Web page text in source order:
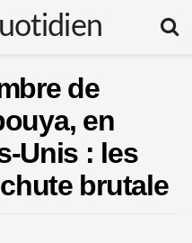
de
en
Unis : les
brutale